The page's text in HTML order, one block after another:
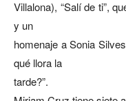
Villalona), “Salí de ti”,
y un
homenaje a Sonia
qué llora la
tarde?”.